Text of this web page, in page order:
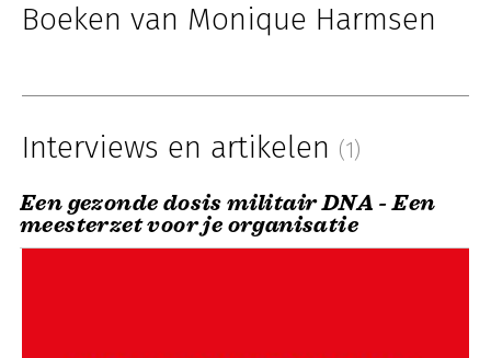
Boeken van Monique Harmsen
Interviews en artikelen (1)
Een gezonde dosis militair DNA - Een
meesterzet voor je organisatie